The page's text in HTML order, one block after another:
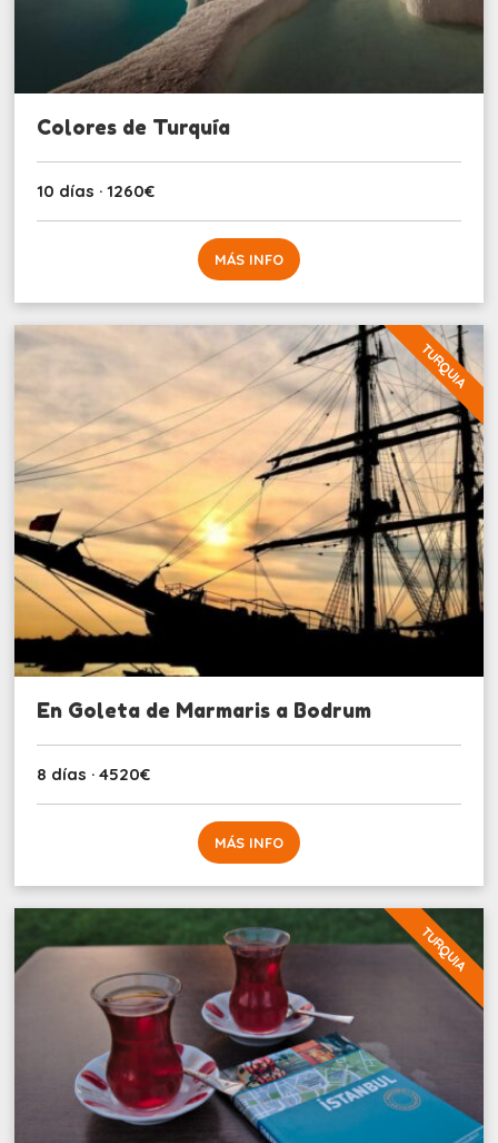
Colores de Turquía
10 días · 1260€
MÁS INFO
TURQUIA
En Goleta de Marmaris a Bodrum
8 días · 4520€
MÁS INFO
TURQUIA